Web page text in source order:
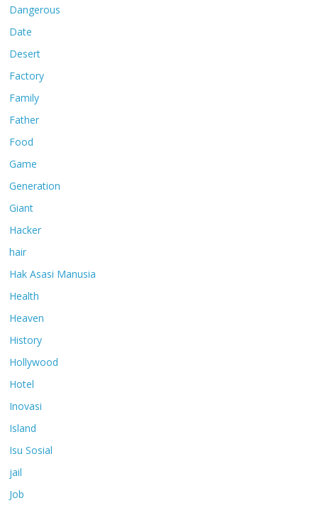
Dangerous
Date
Desert
Factory
Family
Father
Food
Game
Generation
Giant
Hacker
hair
Hak Asasi Manusia
Health
Heaven
History
Hollywood
Hotel
Inovasi
Island
Isu Sosial
jail
Job